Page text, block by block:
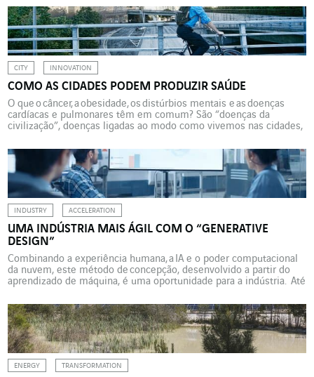
veículos elétricos. Atualmente, 90% da recarga de veículos
elétricos é feita em casa ou no trabalho; mas a associação Smart
Building Alliance está refletindo sobre a interoperabilidade
entre os edifícios e os veículos elétricos. Em particular, […]
CITY INNOVATION
COMO AS CIDADES PODEM PRODUZIR SAÚDE
O que o câncer, a obesidade, os distúrbios mentais e as doenças
cardíacas e pulmonares têm em comum? São “doenças da
civilização”, doenças ligadas ao modo como vivemos nas cidades,
podem “produzir saúde”. Para tal, elas devem atuar em sua
morfologia e em um novo planejamento dos espaços públicos,
inventar novas formas arquitetônicas e repensar a construção de
[…]
INDUSTRY ACCELERATION
UMA INDÚSTRIA MAIS ÁGIL COM O “GENERATIVE
DESIGN”
Combinando a experiência humana, a IA e o poder computacional
da nuvem, este método de concepção, desenvolvido a partir do
aprendizado de máquina, é uma oportunidade para a indústria. Até
máquina passiva. Mas um novo método de concepção,
o “generative design” (design generativo),
está prestes a revolucionar esta relação homem-máquina. O
design generativo é […]
ENERGY TRANSFORMATION